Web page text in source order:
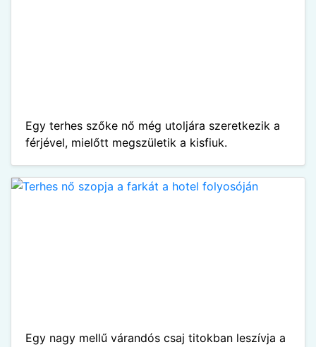
Egy terhes szőke nő még utoljára szeretkezik a
férjével, mielőtt megszületik a kisfiuk.
Egy nagy mellű várandós csaj titokban leszívja a